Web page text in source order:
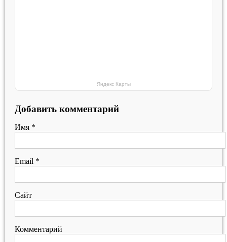
Яндекс Карты
Добавить комментарий
Имя *
Email *
Сайт
Комментарий